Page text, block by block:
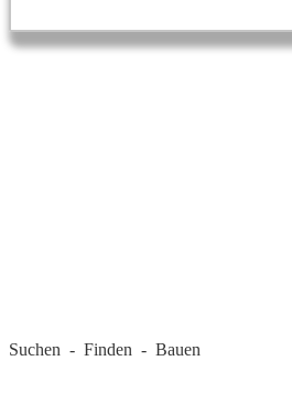
Suchen - Finden - Bauen